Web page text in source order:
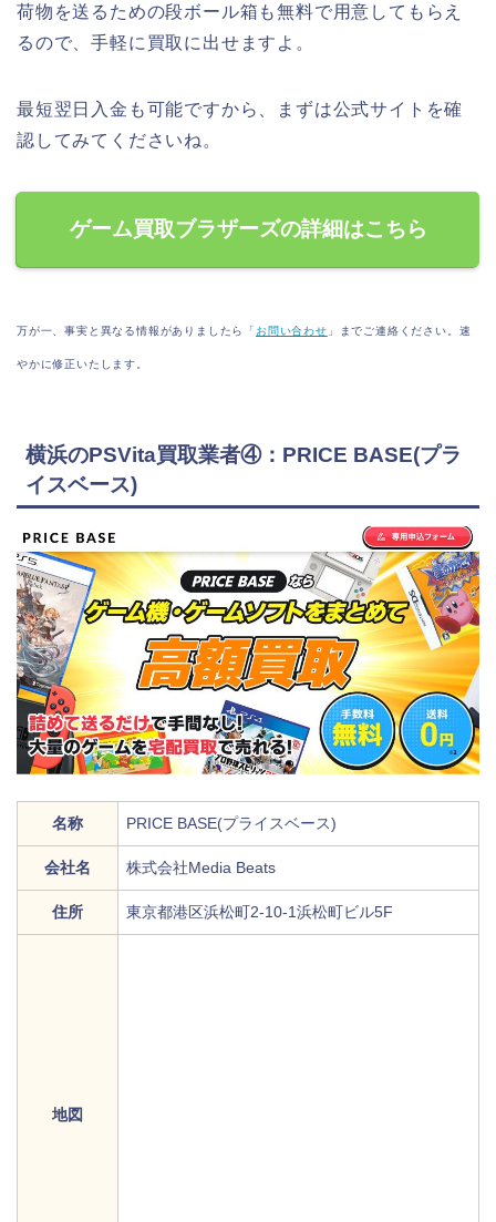
荷物を送るための段ボール箱も無料で用意してもらえ
るので、手軽に買取に出せますよ。
最短翌日入金も可能ですから、まずは公式サイトを確
認してみてくださいね。
ゲーム買取ブラザーズの詳細はこちら
万が一、事実と異なる情報がありましたら「 お問い合わせ 」までご連絡ください。速
やかに修正いたします。
横浜のPSVita買取業者④：PRICE BASE(プラ
イスベース)
名称 PRICE BASE(プライスベース)
会社名 株式会社Media Beats
住所 東京都港区浜松町2-10-1浜松町ビル5F
地図